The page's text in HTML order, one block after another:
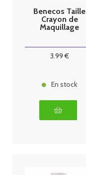
Benecos Taille
Crayon de
Maquillage
3.99€
En stock